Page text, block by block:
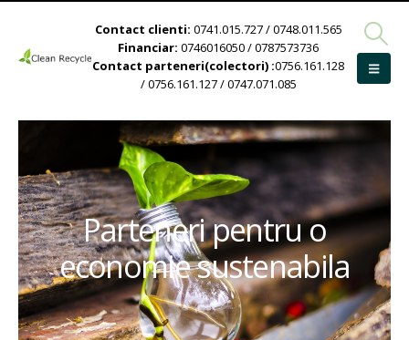
Contact clienti: 0741.015.727 / 0748.011.565
Financiar: 0746016050 / 0787573736
Contact parteneri(colectori) :0756.161.128
/ 0756.161.127 / 0747.071.085
Parteneri pentru o
economie sustenabila